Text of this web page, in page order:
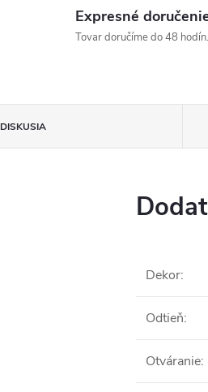
Expresné
Tovar doručíme do 48 hodín.
DISKUSIA
Dekor:
Odtieň:
Otváranie: